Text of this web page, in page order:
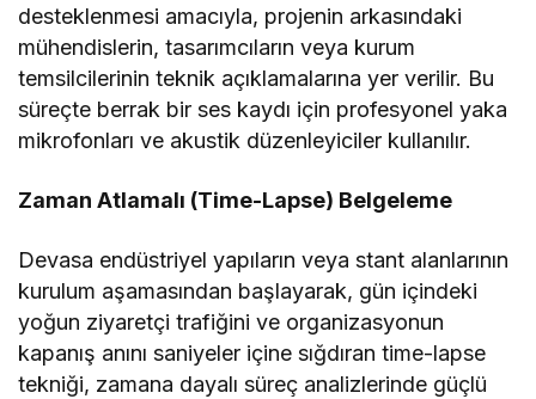
desteklenmesi amacıyla, projenin arkasındaki
mühendislerin, tasarımcıların veya kurum
temsilcilerinin teknik açıklamalarına yer verilir. Bu
süreçte berrak bir ses kaydı için profesyonel yaka
mikrofonları ve akustik düzenleyiciler kullanılır.
Zaman Atlamalı (Time-Lapse) Belgeleme
Devasa endüstriyel yapıların veya stant alanlarının
kurulum aşamasından başlayarak, gün içindeki
yoğun ziyaretçi trafiğini ve organizasyonun
kapanış anını saniyeler içine sığdıran time-lapse
tekniği, zamana dayalı süreç analizlerinde güçlü